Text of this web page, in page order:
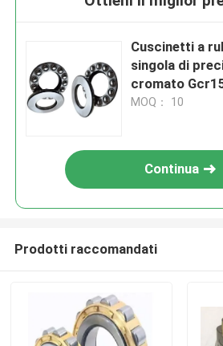
Cuscinetti a
singola di
cromato
MOQ： 10
Continua
Prodotti raccomandati